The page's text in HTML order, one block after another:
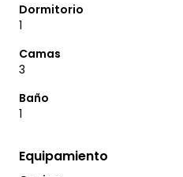
Dormitorio
1
Camas
3
Baño
1
Equipamiento